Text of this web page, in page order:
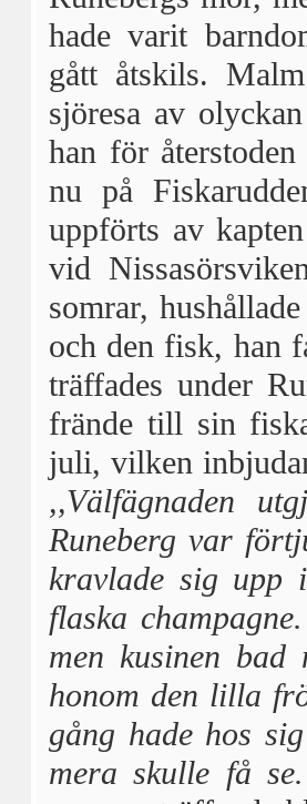
hade varit
gått åtskils.
sjöresa av
han för
nu på
uppförts av
vid
somrar,
och den fisk, han
träf­fades under
frände till sin
juli, vilken
,,Välfägnaden
Runeberg var
kravlade sig upp
flaska
men kusinen
honom den lilla
gång hade hos
mera skulle få